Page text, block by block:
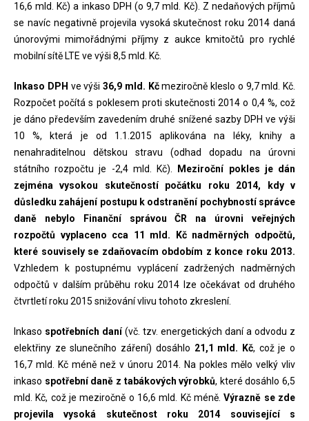
16,6 mld. Kč) a inkaso DPH (o 9,7 mld. Kč). Z nedaňových příjmů
se navíc negativně projevila vysoká skutečnost roku 2014 daná
únorovými mimořádnými příjmy z aukce kmitočtů pro rychlé
mobilní sítě LTE ve výši 8,5 mld. Kč.
Inkaso DPH ve výši 36,9 mld. Kčmeziročně kleslo o 9,7 mld. Kč.
Rozpočet počítá s poklesem proti skutečnosti 2014 o 0,4 %, což
je dáno především zavedením druhé snížené sazby DPH ve výši
10 %, která je od 1.1.2015 aplikována na léky, knihy a
nenahraditelnou dětskou stravu (odhad dopadu na úrovni
státního rozpočtu je -2,4 mld. Kč).
Meziroční pokles je dán
zejména vysokou skutečností počátku roku 2014, kdy v
důsledku zahájení postupu k odstranění pochybností správce
daně nebylo Finanční správou ČR na úrovni veřejných
rozpočtů vyplaceno cca 11 mld. Kč nadměrných odpočtů,
které souvisely se zdaňovacím obdobím z konce roku 2013.
Vzhledem k postupnému vyplácení zadržených nadměrných
odpočtů v dalším průběhu roku 2014 lze očekávat od druhého
čtvrtletí roku 2015 snižování vlivu tohoto zkreslení.
Inkaso spotřebních daní(vč. tzv. energetických daní a odvodu z
elektřiny ze slunečního záření) dosáhlo 21,1 mld. Kč, což je o
16,7 mld. Kč méně než v únoru 2014. Na pokles mělo velký vliv
inkaso spotřební daně z tabákových výrobků, které dosáhlo 6,5
mld. Kč, což je meziročně o 16,6 mld. Kč méně.Výrazně se zde
projevila vysoká skutečnost roku 2014 související s